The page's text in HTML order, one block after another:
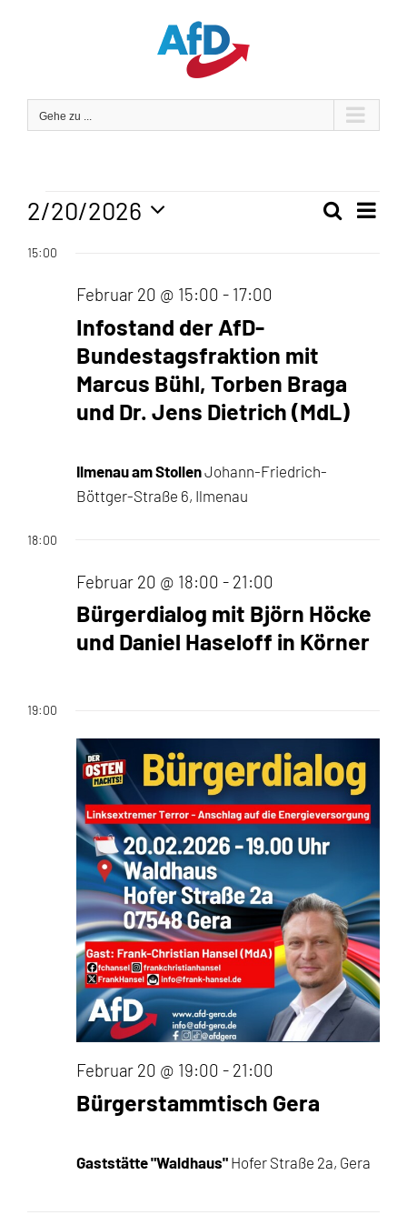
Gehe zu ...
Veranstaltungen
für
Februar
20,
2026
Suche
Tag
2/20/2026
wählen.
15:00
Infostand der AfD-
Bundestagsfraktion mit
Marcus Bühl, Torben Braga
und Dr. Jens Dietrich (MdL)
Februar 20 @ 15:00 - 17:00
Ilmenau am StollenJohann-Friedrich-
Böttger-Straße 6, Ilmenau
18:00
Bürgerdialog mit Björn Höcke
und Daniel Haseloff in Körner
Februar 20 @ 18:00 - 21:00
19:00
Bürgerstammtisch Gera
Februar 20 @ 19:00 - 21:00
Gaststätte "Waldhaus" Hofer Straße 2a, Gera